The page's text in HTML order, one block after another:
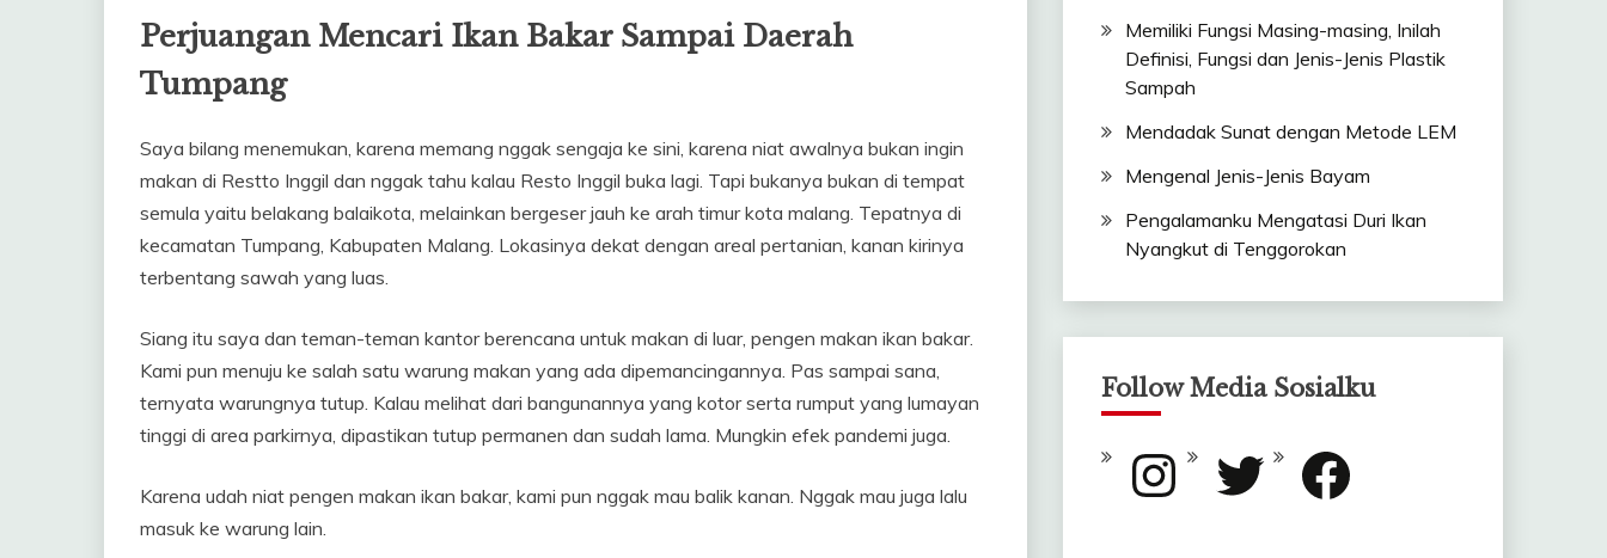
Perjuangan Mencari Ikan Bakar Sampai Daerah
Tumpang
Saya bilang menemukan, karena memang nggak sengaja ke sini, karena niat awalnya bukan ingin
makan di Restto Inggil dan nggak tahu kalau Resto Inggil buka lagi. Tapi bukanya bukan di tempat
semula yaitu belakang balaikota, melainkan bergeser jauh ke arah timur kota malang. Tepatnya di
kecamatan Tumpang, Kabupaten Malang. Lokasinya dekat dengan areal pertanian, kanan kirinya
terbentang sawah yang luas.
Siang itu saya dan teman-teman kantor berencana untuk makan di luar, pengen makan ikan bakar.
Kami pun menuju ke salah satu warung makan yang ada dipemancingannya. Pas sampai sana,
ternyata warungnya tutup. Kalau melihat dari bangunannya yang kotor serta rumput yang lumayan
tinggi di area parkirnya, dipastikan tutup permanen dan sudah lama. Mungkin efek pandemi juga.
Karena udah niat pengen makan ikan bakar, kami pun nggak mau balik kanan. Nggak mau juga lalu
masuk ke warung lain.
Memiliki Fungsi Masing-masing, Inilah
Definisi, Fungsi dan Jenis-Jenis Plastik
Sampah
Mendadak Sunat dengan Metode LEM
Mengenal Jenis-Jenis Bayam
Pengalamanku Mengatasi Duri Ikan
Nyangkut di Tenggorokan
Follow Media Sosialku
Instagram Twitter Facebook